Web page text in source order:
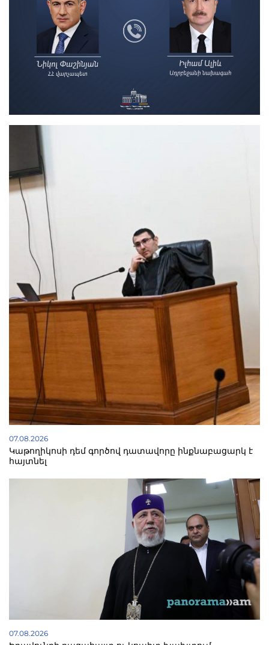
07.08.2026
Կաթողիկոսի դեմ գործով դատավորը ինքնաբացարկ է
հայտնել
07.08.2026